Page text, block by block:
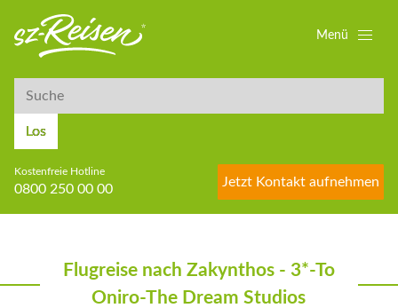
Suche
Los
Kostenfreie Hotline
0800 250 00 00
Jetzt Kontakt aufnehmen
Menü
Flugreise nach Zakynthos - 3*-To
Oniro-The Dream Studios